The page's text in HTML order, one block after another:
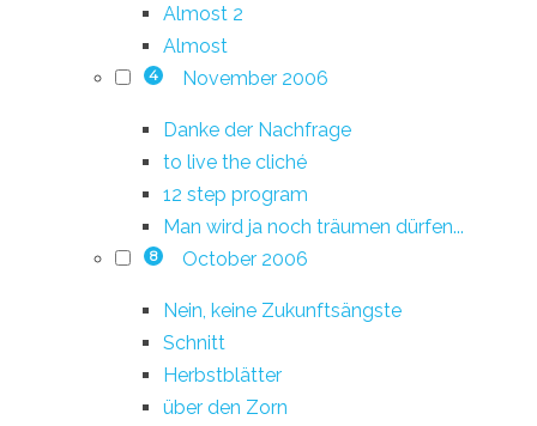
Almost 2
Almost
4 November 2006
Danke der Nachfrage
to live the cliché
12 step program
Man wird ja noch träumen dürfen...
8 October 2006
Nein, keine Zukunftsängste
Schnitt
Herbstblätter
über den Zorn